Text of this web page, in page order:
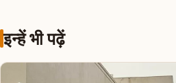
इन्हें भी पढ़ें